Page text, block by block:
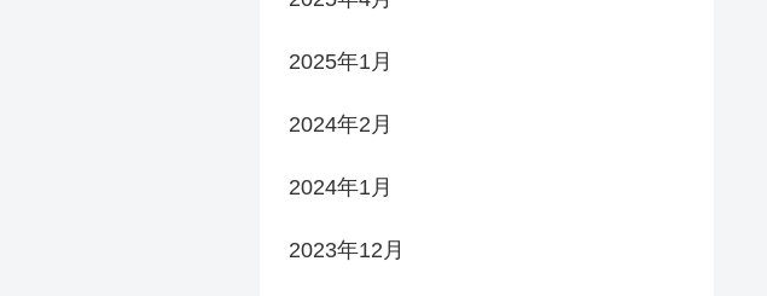
2025年1月
2024年2月
2024年1月
2023年12月